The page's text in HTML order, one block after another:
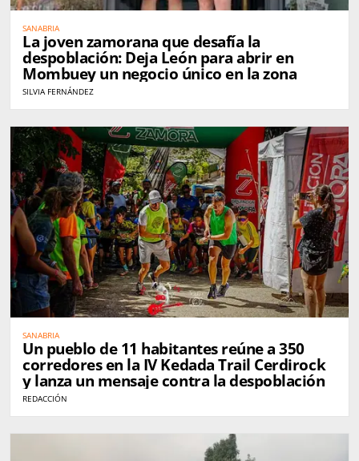
SANABRIA
La joven zamorana que desafía la
despoblación: Deja León para abrir en
Mombuey un negocio único en la zona
SILVIA FERNÁNDEZ
SANABRIA
Un pueblo de 11 habitantes reúne a 350
corredores en la IV Kedada Trail Cerdirock
y lanza un mensaje contra la despoblación
REDACCIÓN